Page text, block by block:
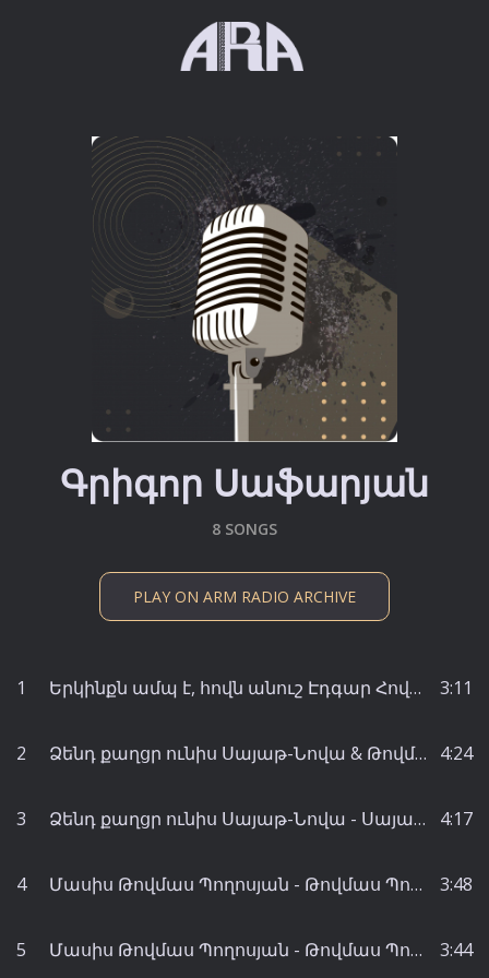
Գրիգոր Սաֆարյան
8 SONGS
PLAY ON ARM RADIO ARCHIVE
1 Երկինքն ամպ է, հովն անուշ Էդգար Հովհաննիսյան & Հարություն Թոփիկյան - Հարություն Թոփիկյան 3:11
2 Ձենդ քաղցր ունիս Սայաթ-Նովա & Թովմաս Պողոսյան - Թովմաս Պողոսյան 4:24
3 Ձենդ քաղցր ունիս Սայաթ-Նովա - Սայաթ-Նովա 4:17
4 Մասիս Թովմաս Պողոսյան - Թովմաս Պողոսյան 3:48
5 Մասիս Թովմաս Պողոսյան - Թովմաս Պողոսյան 3:44